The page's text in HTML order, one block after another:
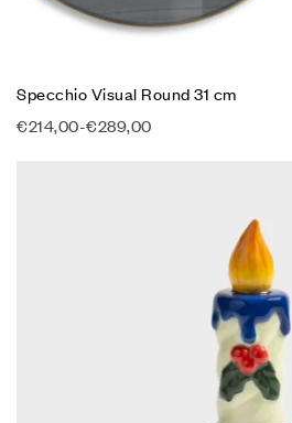
Specchio Visual Round 31 cm
€214,00-€289,00